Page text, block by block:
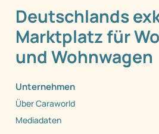
Deutschlands
Marktplatz für
und Wohnwagen
Unternehmen
Über Caraworld
Mediadaten